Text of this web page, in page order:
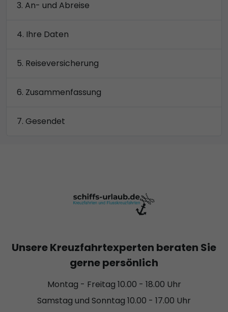
An- und Abreise
Ihre Daten
Reiseversicherung
Zusammenfassung
Gesendet
Unsere Kreuzfahrtexperten beraten Sie
gerne persönlich
Montag - Freitag 10.00 - 18.00 Uhr
Samstag und Sonntag 10.00 - 17.00 Uhr